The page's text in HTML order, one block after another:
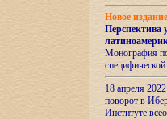
Новое
Перспектива
Монография
18 апреля
поворот в
Институте